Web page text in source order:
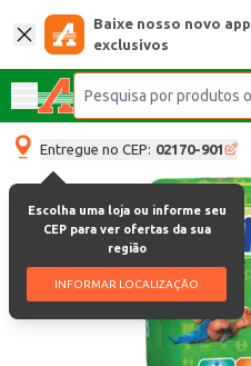
Baixe nosso novo
exclusivos
Entregue no CEP: 02170-901
Escolha uma loja ou informe seu
CEP para ver ofertas da sua
região
INFORMAR LOCALIZAÇÃO